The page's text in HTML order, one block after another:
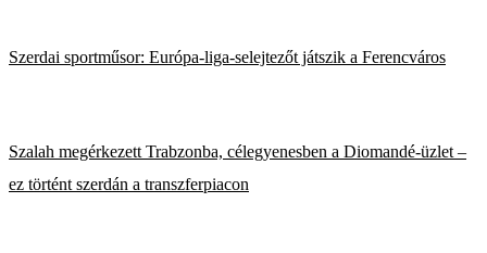
Szerdai sportműsor: Európa-liga-selejtezőt játszik a Ferencváros
Szalah megérkezett Trabzonba, célegyenesben a Diomandé-üzlet –
ez történt szerdán a transzferpiacon